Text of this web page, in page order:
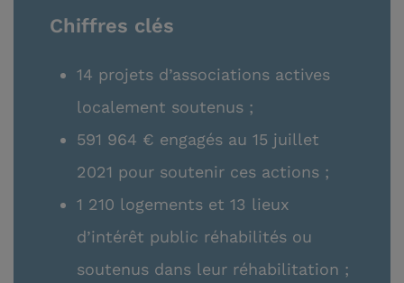
Chiffres clés
14 projets d’associations actives
localement soutenus ;
591 964 € engagés au 15 juillet
2021 pour soutenir ces actions ;
1 210 logements et 13 lieux
d’intérêt public réhabilités ou
soutenus dans leur réhabilitation ;